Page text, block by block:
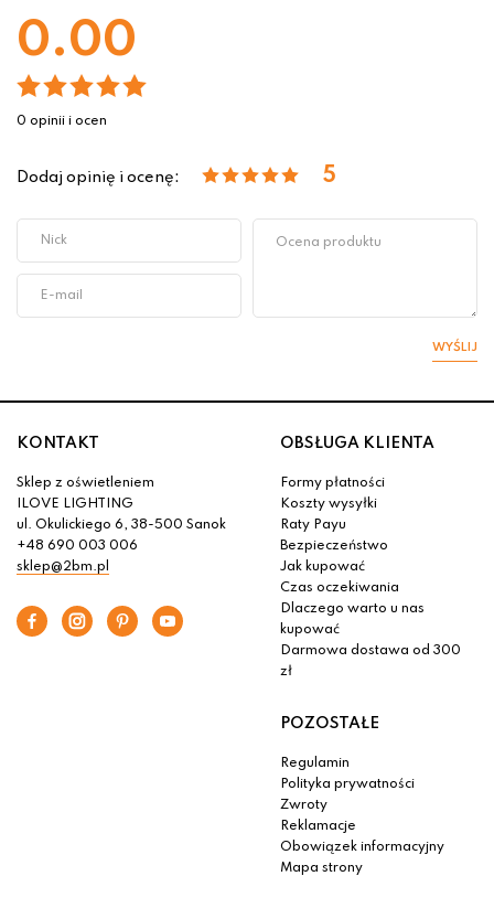
0.00
0 opinii i ocen
Dodaj opinię i ocenę: 5
WYŚLIJ
KONTAKT
Sklep z oświetleniem
ILOVE LIGHTING
ul. Okulickiego 6, 38-500 Sanok
+48 690 003 006
sklep@2bm.pl
OBSŁUGA KLIENTA
Formy płatności
Koszty wysyłki
Raty Payu
Bezpieczeństwo
Jak kupować
Czas oczekiwania
Dlaczego warto u nas
kupować
Darmowa dostawa od 300
zł
POZOSTAŁE
Regulamin
Polityka prywatności
Zwroty
Reklamacje
Obowiązek informacyjny
Mapa strony